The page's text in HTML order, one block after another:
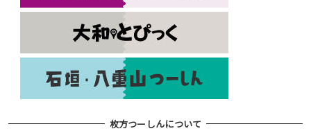
枚方つーしんについて